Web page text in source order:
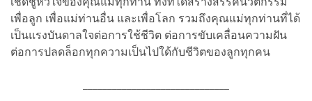
เพื่อลูก เพื่อแม่ท่านอื่น และเพื่อโลก รวมถึงคุณแม่ทุกท่านที่ได้
เป็นแรงบันดาลใจต่อการใช้ชีวิต ต่อการขับเคลื่อนความฝัน
ต่อการปลดล็อกทุกความเป็นไปใด้กับชีวิตของลูกทุกคน